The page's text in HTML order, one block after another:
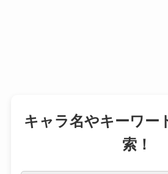
キャラ名やキーワー
索！